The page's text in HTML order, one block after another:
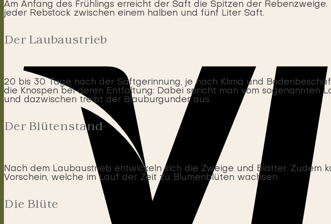
Am Anfang des Frühlings erreicht der Saft die Spitzen der
jeder Rebstock zwischen einem halben und fünf Liter Saft.
Der Laubaustrieb
20 bis 30 Tage nach der Saftgerinnung, je nach Klima und
die Knospen bei deren Entfaltung: Dabei spricht man vom sogenannten
und dazwischen treibt der Blauburgunder aus.
Der Blütenstand
Nach dem Laubaustrieb entwickeln sich die Zweige und Blätter. Zudem
Vorschein, welche im Lauf der Zeit zu Blumenblüten wachsen.
Die Blüte